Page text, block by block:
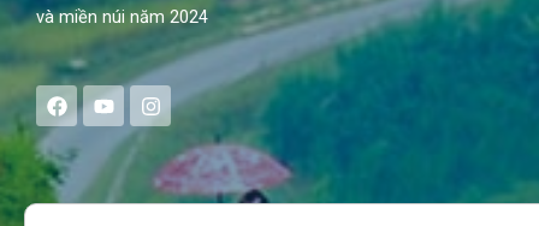
và miền núi năm 2024
F
a
e
b
o
Y
o
t
b
I
n
s
a
g
Search